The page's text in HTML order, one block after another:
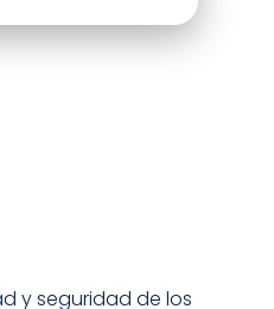
y seguridad de los